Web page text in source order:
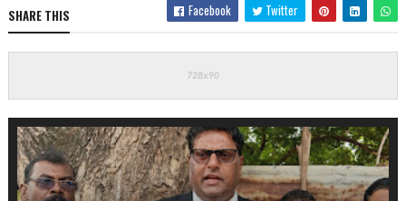
SHARE THIS Facebook Twitter